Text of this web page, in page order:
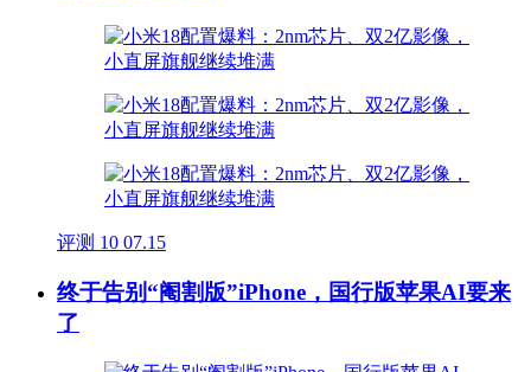
评测 10 07.15
终于告别“阉割版”iPhone，国行版苹果AI要来
了